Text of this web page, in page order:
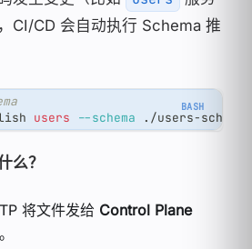
CI/CD 会自动执行 Schema 推
users --schema ./users-
么？
将文件发给 Control Plane
。